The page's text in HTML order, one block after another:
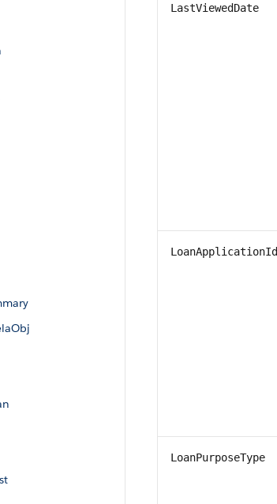
LastViewedDate
LoanApplicationId
LoanPurposeType